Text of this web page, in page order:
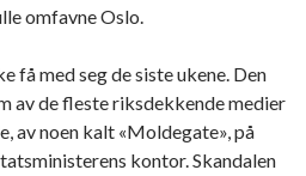
omfavne Oslo.
få med seg de siste ukene. Den
av de fleste riksdekkende medier
av noen kalt «Moldegate», på
kontor. Skandalen